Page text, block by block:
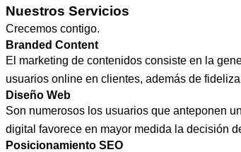
Nuestros Servicios
Crecemos contigo.
Branded Content
El marketing de contenidos consiste en la
usuarios online en clientes, además de
Diseño Web
Son numerosos los usuarios que anteponen
digital favorece en mayor medida la decisión
Posicionamiento SEO